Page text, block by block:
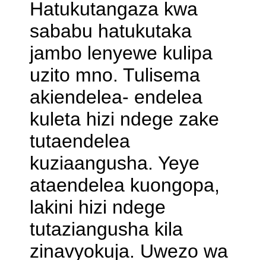
Hatukutangaza kwa
sababu hatukutaka
jambo lenyewe kulipa
uzito mno. Tulisema
akiendelea- endelea
kuleta hizi ndege zake
tutaendelea
kuziaangusha. Yeye
ataendelea kuongopa,
lakini hizi ndege
tutaziangusha kila
zinavyokuja. Uwezo wa